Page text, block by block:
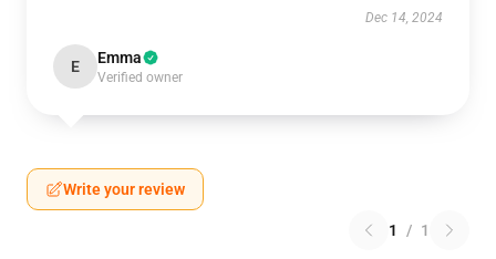
Dec 14, 2024
E Emma
Verified owner
Write your review
1 / 1